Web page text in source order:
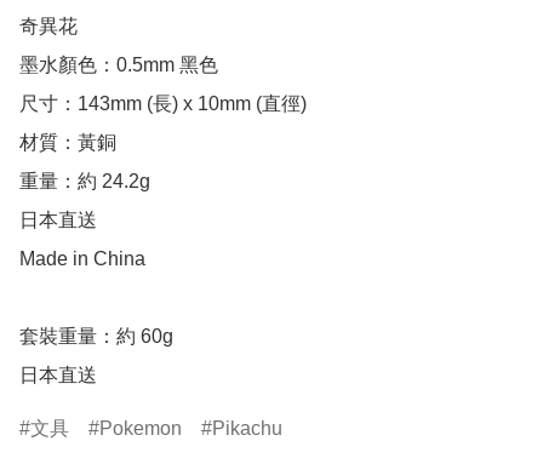
奇異花
墨水顏色：0.5mm 黑色
尺寸：143mm (長) x 10mm (直徑)
材質：黃銅
重量：約 24.2g
日本直送
Made in China
套裝重量：約 60g
日本直送
文具 Pokemon Pikachu